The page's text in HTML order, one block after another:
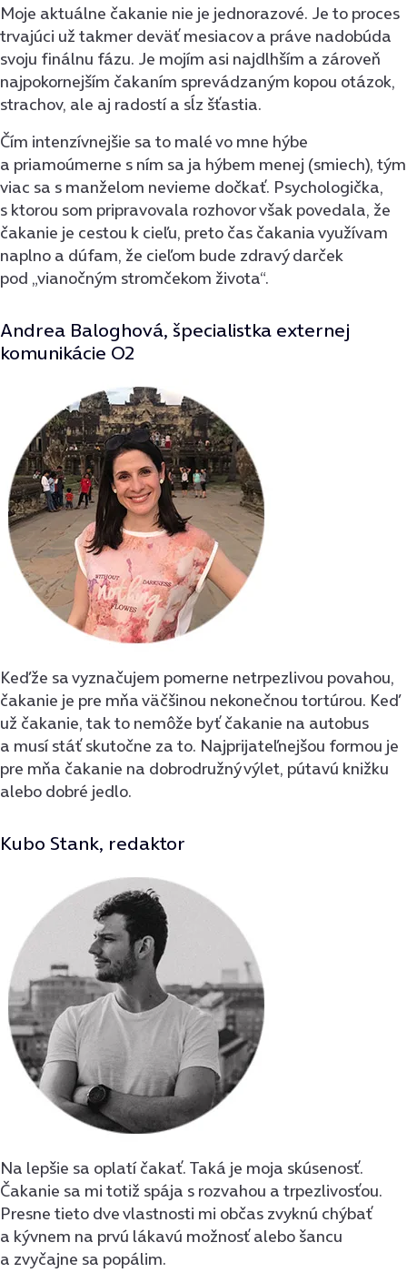
Moje aktuálne čakanie nie je jednorazové. Je to proces
trvajúci už takmer deväť mesiacov a práve nadobúda
svoju finálnu fázu. Je mojím asi najdlhším a zároveň
najpokornejším čakaním sprevádzaným kopou otázok,
strachov, ale aj radostí a sĺz šťastia.
Čím intenzívnejšie sa to malé vo mne hýbe
a priamoúmerne s ním sa ja hýbem menej (smiech), tým
viac sa s manželom nevieme dočkať. Psychologička,
s ktorou som pripravovala rozhovor však povedala, že
čakanie je cestou k cieľu, preto čas čakania využívam
naplno a dúfam, že cieľom bude zdravý darček
pod „vianočným stromčekom života“.
Andrea Baloghová, špecialistka externej
komunikácie O2
Keďže sa vyznačujem pomerne netrpezlivou povahou,
čakanie je pre mňa väčšinou nekonečnou tortúrou. Keď
už čakanie, tak to nemôže byť čakanie na autobus
a musí stáť skutočne za to. Najprijateľnejšou formou je
pre mňa čakanie na dobrodružný výlet, pútavú knižku
alebo dobré jedlo.
Kubo Stank, redaktor
Na lepšie sa oplatí čakať. Taká je moja skúsenosť.
Čakanie sa mi totiž spája s rozvahou a trpezlivosťou.
Presne tieto dve vlastnosti mi občas zvyknú chýbať
a kývnem na prvú lákavú možnosť alebo šancu
a zvyčajne sa popálim.